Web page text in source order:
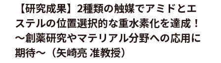
【研究成果】2種類の触媒でアミドとエ
ステルの位置選択的な重水素化を達成！
～創薬研究やマテリアル分野への応用に
期待～（矢崎亮 准教授）